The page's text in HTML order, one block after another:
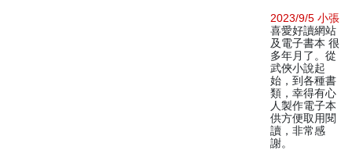
2023/9/5 小張
喜愛好讀網站
及電子書本 很
多年月了。從
武俠小說起
始，到各種書
類，幸得有心
人製作電子本
供方便取用閱
讀，非常感
謝。